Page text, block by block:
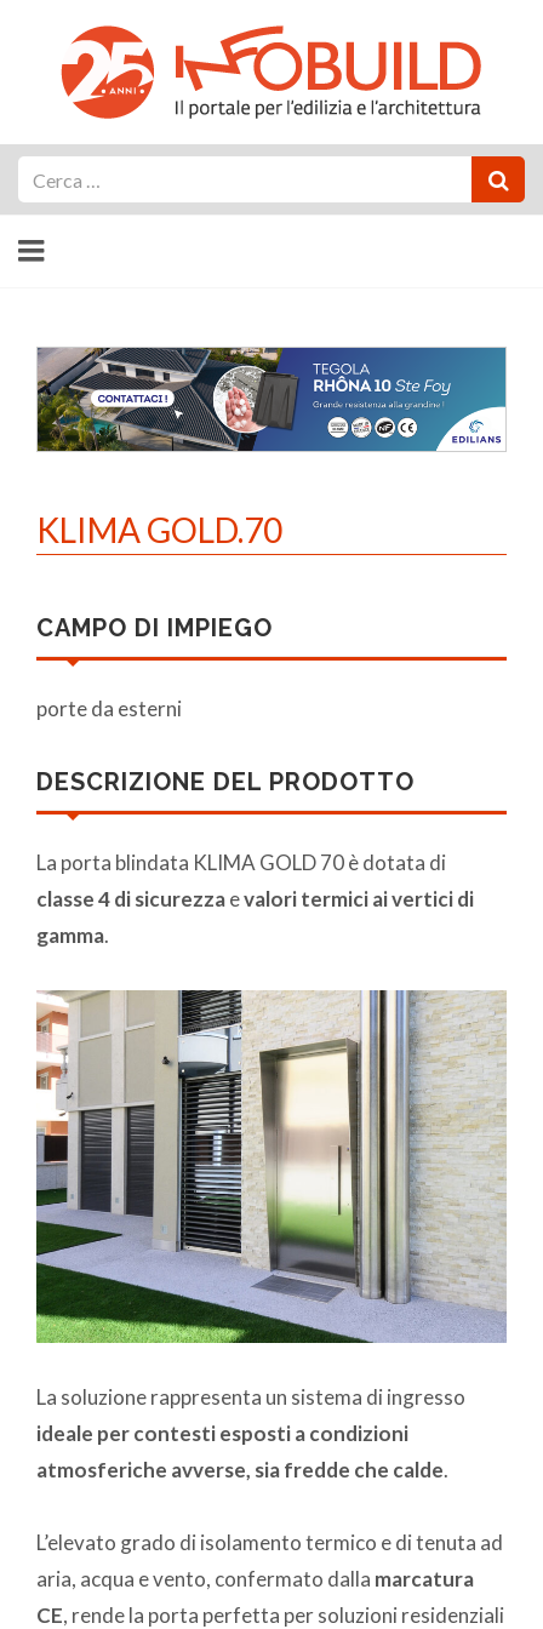
KLIMA GOLD.70
CAMPO DI IMPIEGO
porte da esterni
DESCRIZIONE DEL PRODOTTO
La porta blindata KLIMA GOLD 70 è dotata di
classe 4 di sicurezzaevalori termici ai vertici di
gamma.
La soluzione rappresenta un sistema di ingresso
ideale per contesti esposti a condizioni
atmosferiche avverse, sia fredde che calde.
L’elevato grado di isolamento termico e di tenuta ad
aria, acqua e vento, confermato dalla marcatura
CE, rende la porta perfetta per soluzioni residenziali